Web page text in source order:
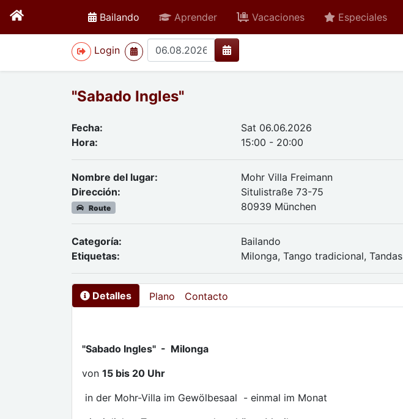
Bailando active Aprender Vacaciones Especiales
Login
>
"Sabado Ingles"
Fecha:
Sat 06.06.2026
Hora:
15:00 - 20:00
Nombre del lugar:
Mohr Villa Freimann
Dirección:
Route
Situlistraße 73-75
80939 München
Categoría:
Bailando
Etiquetas:
Milonga, Tango tradicional, Tandas
Detalles Plano Contacto
"Sabado Ingles" - Milonga
von 15 bis 20 Uhr
in der Mohr-Villa im Gewölbesaal - einmal im Monat